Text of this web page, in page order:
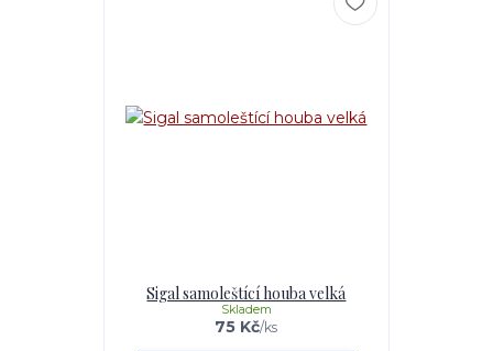
Sigal samoleštící houba velká
75 Kč/ks
Skladem